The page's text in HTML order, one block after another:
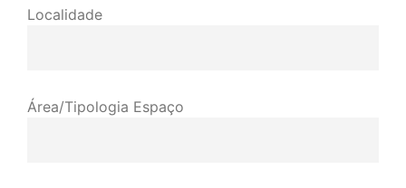
Localidade
Área/Tipologia Espaço